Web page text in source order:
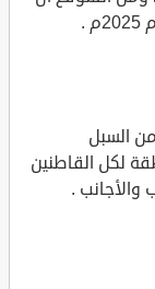
.
السبل
لكل القاطنين
والأجانب .